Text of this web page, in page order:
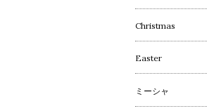
Christmas
Easter
ミーシャ